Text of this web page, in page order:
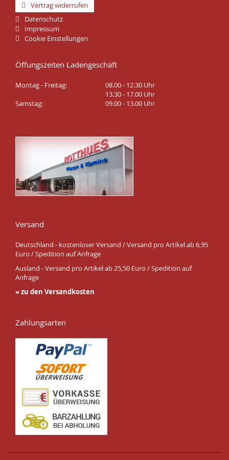
Vertrag widerrufen
Datenschutz
Impressum
Cookie Einstellungen
Öffungszeiten Ladengeschäft
Montag - Freitag:
08.00 - 12.30 Uhr
13.30 - 17.00 Uhr
Samstag:
09.00 - 13.00 Uhr
Versand
Deutschland - kostenloser Versand / Versand pro Artikel ab 6,95
Euro / Spedition auf Anfrage
Ausland - Versand pro Artikel ab 25,50 Euro / Spedition auf
Anfrage
» zu den Versandkosten
Zahlungsarten